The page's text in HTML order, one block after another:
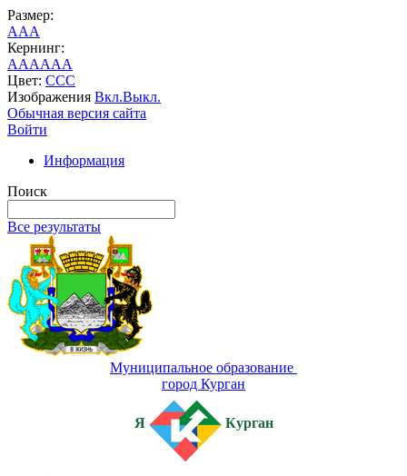
Размер:
AAA
Кернинг:
AAAAAA
Цвет: CCC
Изображения Вкл.Выкл.
Обычная версия сайта
Войти
Информация
Поиск
Все результаты
Муниципальное образование
город Курган
Я Курган